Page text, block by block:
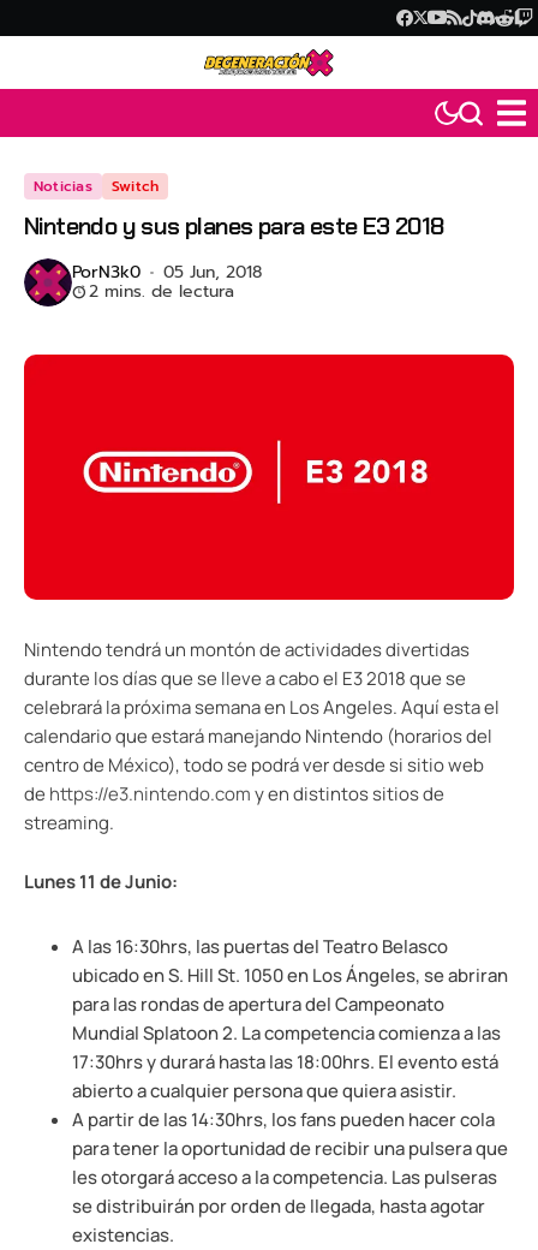
Noticias Switch
Nintendo y sus planes para este E3 2018
PorN3k0 05 Jun, 2018
2 mins. de lectura
Nintendo tendrá un montón de actividades divertidas
durante los días que se lleve a cabo el E3 2018 que se
celebrará la próxima semana en Los Angeles. Aquí esta el
calendario que estará manejando Nintendo (horarios del
centro de México), todo se podrá ver desde si sitio web
de https://e3.nintendo.comy en distintos sitios de
streaming.
Lunes 11 de Junio:
A las 16:30hrs, las puertas del Teatro Belasco
ubicado en S. Hill St. 1050 en Los Ángeles, se abriran
para las rondas de apertura del Campeonato
Mundial Splatoon 2. La competencia comienza a las
17:30hrs y durará hasta las 18:00hrs. El evento está
abierto a cualquier persona que quiera asistir.
A partir de las 14:30hrs, los fans pueden hacer cola
para tener la oportunidad de recibir una pulsera que
les otorgará acceso a la competencia. Las pulseras
se distribuirán por orden de llegada, hasta agotar
existencias.